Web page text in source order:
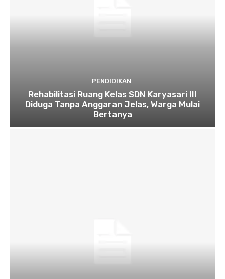
PENDIDIKAN
Rehabilitasi Ruang Kelas SDN Karyasari III
Diduga Tanpa Anggaran Jelas, Warga Mulai
Bertanya